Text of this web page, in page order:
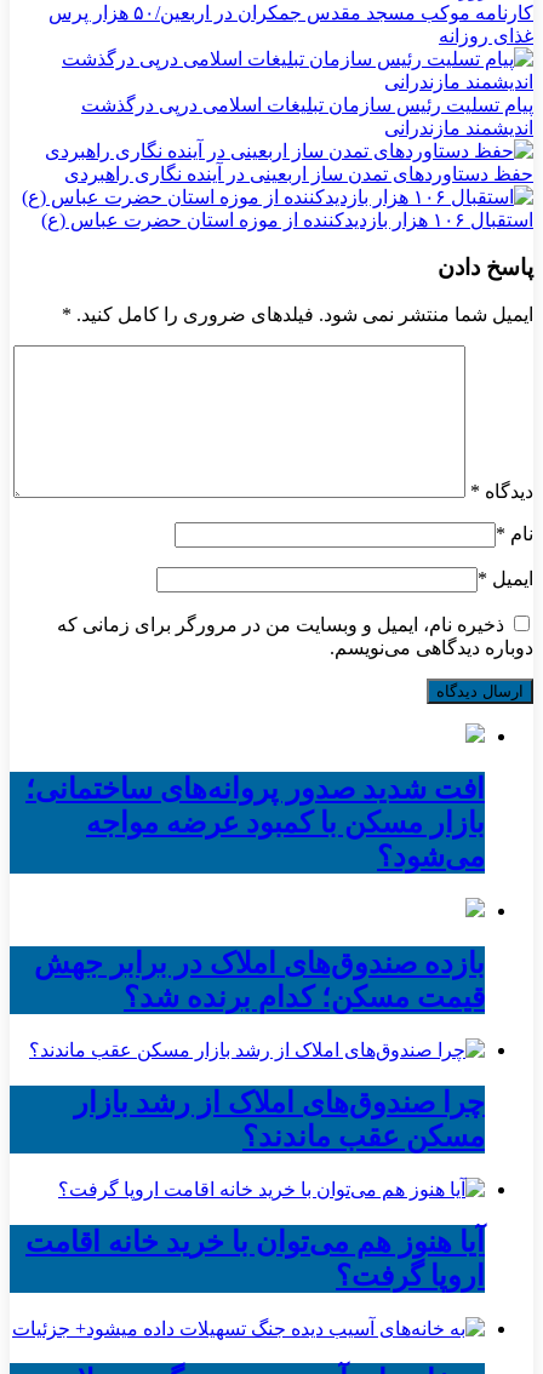
کارنامه موکب مسجد مقدس جمکران در اربعین/۵۰ هزار پرس
غذای روزانه
پیام تسلیت رئیس سازمان تبلیغات اسلامی درپی درگذشت
اندیشمند مازندرانی
حفظ دستاوردهای تمدن ساز اربعینی در آینده نگاری راهبردی
استقبال ۱۰۶ هزار بازدیدکننده از موزه استان حضرت عباس (ع)
پاسخ دادن
ایمیل شما منتشر نمی شود. فیلدهای ضروری را کامل کنید. *
دیدگاه *
نام *
ایمیل *
ذخیره نام، ایمیل و وبسایت من در مرورگر برای زمانی که
دوباره دیدگاهی می‌نویسم.
افت شدید صدور پروانه‌های ساختمانی؛
بازار مسکن با کمبود عرضه مواجه
می‌شود؟
بازده صندوق‌های املاک در برابر جهش
قیمت مسکن؛ کدام برنده شد؟
چرا صندوق‌های املاک از رشد بازار
مسکن عقب ماندند؟
آیا هنوز هم می‌توان با خرید خانه اقامت
اروپا گرفت؟